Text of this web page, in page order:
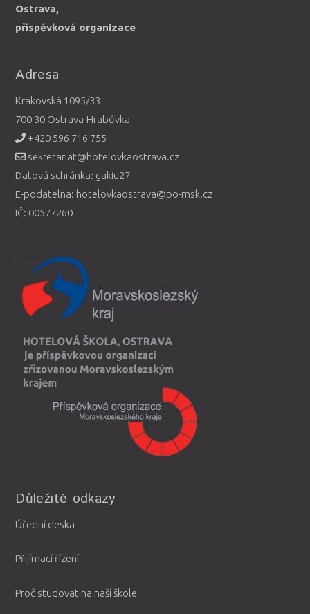
Ostrava,
příspěvková organizace
Adresa
Krakovská 1095/33
700 30 Ostrava-Hrabůvka
+420 596 716 755
sekretariat@hotelovkaostrava.cz
Datová schránka: gakiu27
E-podatelna: hotelovkaostrava@po-msk.cz
IČ: 00577260
Důležité odkazy
Úřední deska
Přijímací řízení
Proč studovat na naší škole